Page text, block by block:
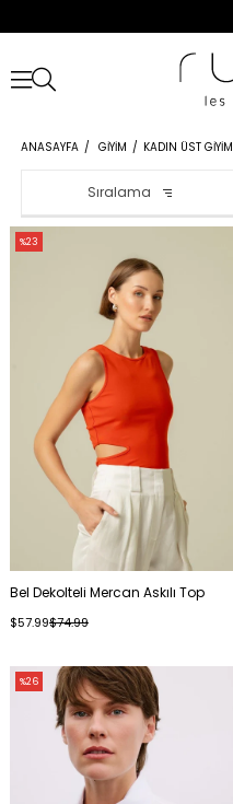
ANASAYFA GIYIM KADIN ÜST GIYIM
Sıralama
Bel Dekolteli Mercan Askılı Top
$57.99$74.99
%23
%26